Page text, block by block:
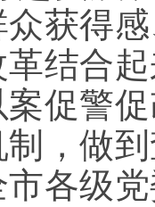
获得
结合
促警
，做
各级